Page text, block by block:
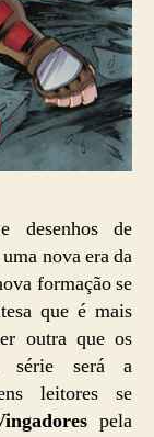
desenhos de
nova era da
formação se
que é mais
outra que os
série será a
leitores se
pela